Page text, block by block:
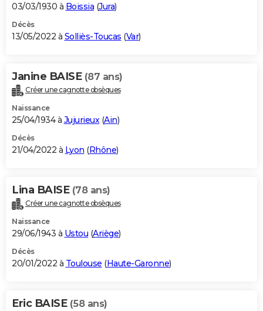
03/03/1930 à Boissia (Jura)
Décès
13/05/2022 à Solliès-Toucas (Var)
Janine BAISE (87 ans)
Créer une cagnotte obsèques
Naissance
25/04/1934 à Jujurieux(Ain)
Décès
21/04/2022 à Lyon (Rhône)
Lina BAISE (78 ans)
Créer une cagnotte obsèques
Naissance
29/06/1943 à Ustou (Ariège)
Décès
20/01/2022 à Toulouse (Haute-Garonne)
Eric BAISE (58 ans)